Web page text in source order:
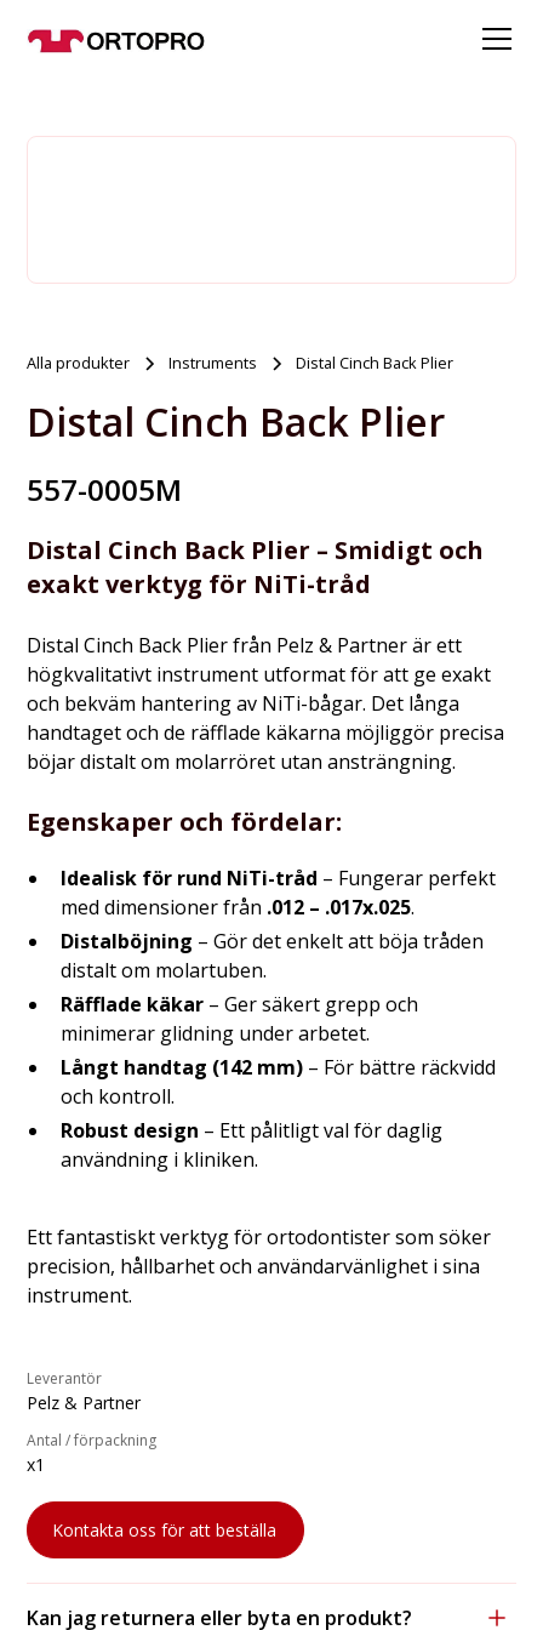
Alla produkter Instruments Distal Cinch Back Plier
Distal Cinch Back Plier
557-0005M
Distal Cinch Back Plier – Smidigt och
exakt verktyg för NiTi-tråd
Distal Cinch Back Plier från Pelz & Partner är ett
högkvalitativt instrument utformat för att ge exakt
och bekväm hantering av NiTi-bågar. Det långa
handtaget och de räfflade käkarna möjliggör precisa
böjar distalt om molarröret utan ansträngning.
Egenskaper och fördelar:
Idealisk för rund NiTi-tråd – Fungerar perfekt
med dimensioner från .012 – .017x.025.
Distalböjning – Gör det enkelt att böja tråden
distalt om molartuben.
Räfflade käkar – Ger säkert grepp och
minimerar glidning under arbetet.
Långt handtag (142 mm) – För bättre räckvidd
och kontroll.
Robust design – Ett pålitligt val för daglig
användning i kliniken.
Ett fantastiskt verktyg för ortodontister som söker
precision, hållbarhet och användarvänlighet i sina
instrument.
Leverantör
Pelz & Partner
Antal / förpackning
x1
Kontakta oss för att beställa
Kan jag returnera eller byta en produkt?